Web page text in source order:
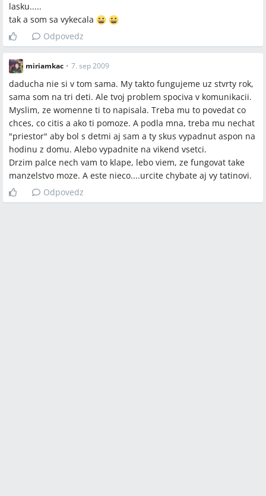
lasku.....
tak a som sa vykecala
Odpovedz
miriamkac • 7. sep 2009
daducha nie si v tom sama. My takto fungujeme uz stvrty rok,
sama som na tri deti. Ale tvoj problem spociva v komunikacii.
Myslim, ze womenne ti to napisala. Treba mu to povedat co
chces, co citis a ako ti pomoze. A podla mna, treba mu nechat
"priestor" aby bol s detmi aj sam a ty skus vypadnut aspon na
hodinu z domu. Alebo vypadnite na vikend vsetci.
Drzim palce nech vam to klape, lebo viem, ze fungovat take
manzelstvo moze. A este nieco....urcite chybate aj vy tatinovi.
Odpovedz